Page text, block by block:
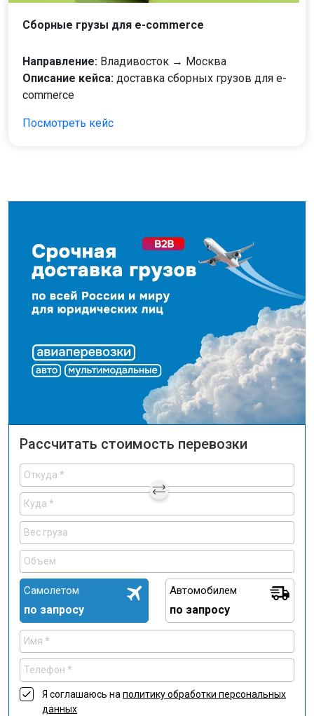
Cборные грузы для e-commerce
Направление: Владивосток → Москва
Описание кейса: доставка сборных грузов для e-
commerce
Посмотреть кейс
Рассчитать стоимость перевозки
Самолетом
по запросу
Автомобилем
по запросу
Я соглашаюсь на политику обработки персональных
данных